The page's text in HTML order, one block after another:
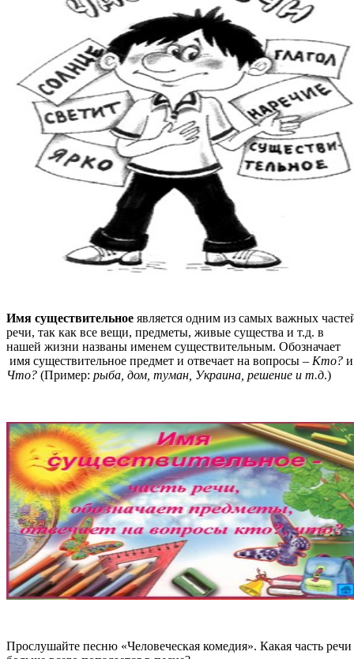
Имя существительное является одним из самых важных
речи, так как все вещи, предметы, живые существа и т.д. в
нашей жизни названы именем существительным. Обозначает
имя существительное предмет и отвечает на вопросы – Кто? и
Что? (Пример: рыба, дом, туман, Украина, решение и т.д.)
Прослушайте песню «Человеческая комедия». Какая часть речи